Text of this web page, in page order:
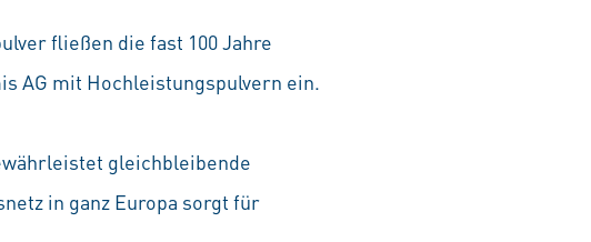
fließen die fast 100 Jahre
AG mit Hochleistungspulvern ein.
gleichbleibende
in ganz Europa sorgt für